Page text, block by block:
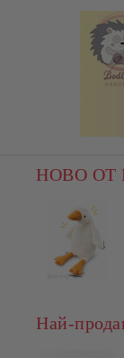
НОВО ОТ
Най-